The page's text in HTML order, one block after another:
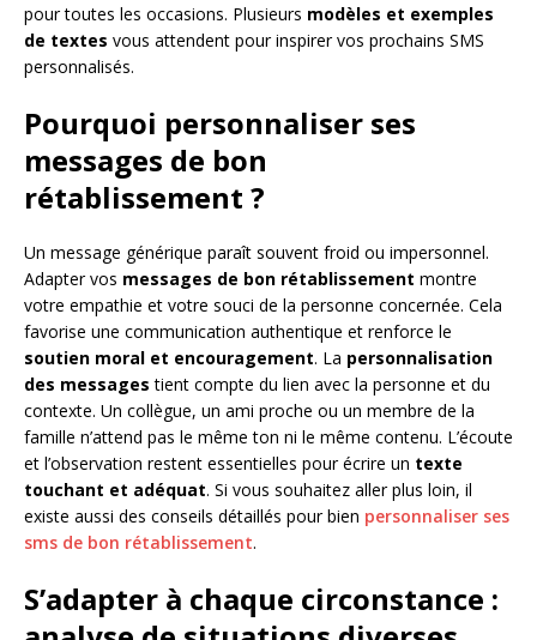
pour toutes les occasions. Plusieurs modèles et exemples
de textes vous attendent pour inspirer vos prochains SMS
personnalisés.
Pourquoi personnaliser ses
messages de bon
rétablissement ?
Un message générique paraît souvent froid ou impersonnel.
Adapter vos messages de bon rétablissement montre
votre empathie et votre souci de la personne concernée. Cela
favorise une communication authentique et renforce le
soutien moral et encouragement. La personnalisation
des messages tient compte du lien avec la personne et du
contexte. Un collègue, un ami proche ou un membre de la
famille n’attend pas le même ton ni le même contenu. L’écoute
et l’observation restent essentielles pour écrire un texte
touchant et adéquat. Si vous souhaitez aller plus loin, il
existe aussi des conseils détaillés pour bien personnaliser ses
sms de bon rétablissement.
S’adapter à chaque circonstance :